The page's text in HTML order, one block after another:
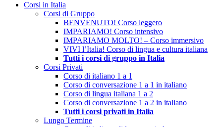
Corsi in Italia
Corsi di Gruppo
BENVENUTO! Corso leggero
IMPARIAMO! Corso intensivo
IMPARIAMO MOLTO! – Corso immersivo
VIVI l’Italia! Corso di lingua e cultura italiana
Tutti i corsi di gruppo in Italia
Corsi Privati
Corso di italiano 1 a 1
Corso di conversazione 1 a 1 in italiano
Corso di lingua italiana 1 a 2
Corso di conversazione 1 a 2 in italiano
Tutti i corsi privati in Italia
Lungo Termine